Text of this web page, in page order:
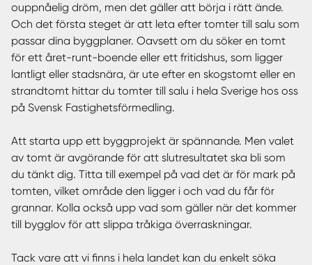
ouppnåelig dröm, men det gäller att börja i rätt ände.
Och det första steget är att leta efter tomter till salu som
passar dina byggplaner. Oavsett om du söker en tomt
för ett året-runt-boende eller ett fritidshus, som ligger
lantligt eller stadsnära, är ute efter en skogstomt eller en
strandtomt hittar du tomter till salu i hela Sverige hos oss
på Svensk Fastighetsförmedling.
Att starta upp ett byggprojekt är spännande. Men valet
av tomt är avgörande för att slutresultatet ska bli som
du tänkt dig. Titta till exempel på vad det är för mark på
tomten, vilket område den ligger i och vad du får för
grannar. Kolla också upp vad som gäller när det kommer
till bygglov för att slippa tråkiga överraskningar.
Tack vare att vi finns i hela landet kan du enkelt söka